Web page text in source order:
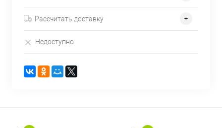
Рассчитать доставку
Недоступно